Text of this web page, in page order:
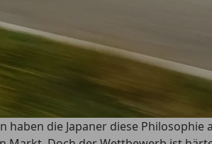
haben die Japaner diese